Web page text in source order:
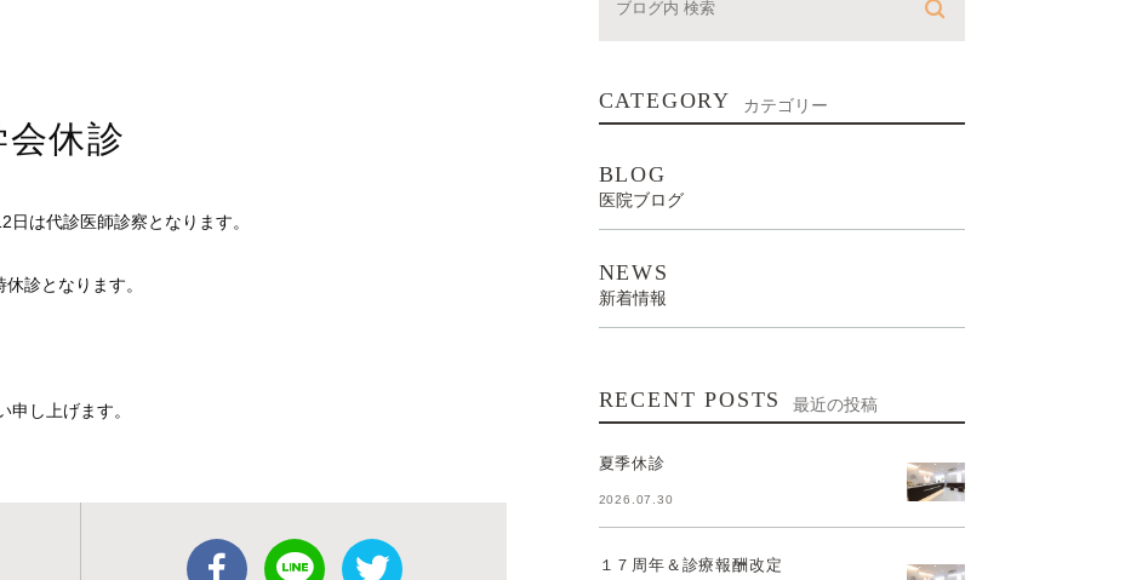
休診
は代診医師診察となります。
診となります。
し上げます。
CATEGORY カテゴリー
BLOG
医院ブログ
NEWS
新着情報
RECENT POSTS 最近の投稿
夏季休診
2026.07.30
１７周年＆診療報酬改定